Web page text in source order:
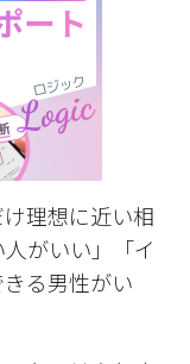
理想に近い相
がいい」「イ
る男性がい